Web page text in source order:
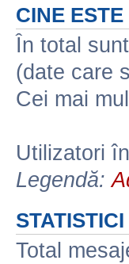
CINE
În total sunt
(date care
Cei mai
Utilizatori
Legendă:
STATISTICI
Total